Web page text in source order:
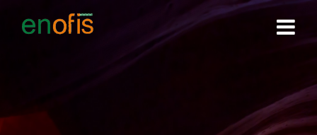
content